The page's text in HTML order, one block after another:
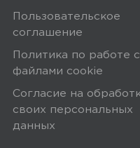
Пользовательское
соглашение
Политика по работе с
файлами сookie
Согласие на
своих персональных
данных